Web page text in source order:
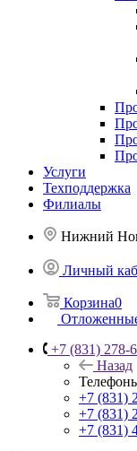
Услуги
Техподдержка
Филиалы
Нижний
Личный
Корзина0
+7 (831) 278-
Назад
+7 (831)
+7 (831)
+7 (831)